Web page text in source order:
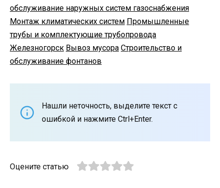
обслуживание наружных систем газоснабжения
Монтаж климатических систем Промышленные
трубы и комплектующие трубопровода
Железногорск Вывоз мусора Строительство и
обслуживание фонтанов
Нашли неточность, выделите текст с
ошибкой и нажмите Ctrl+Enter.
Оцените статью